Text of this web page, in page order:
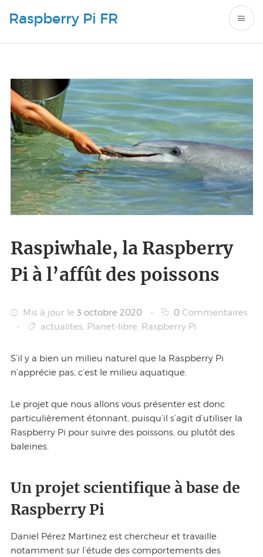
Raspberry Pi FR
Raspiwhale, la Raspberry
Pi à l’affût des poissons
Mis à jour le 3 octobre 2020 - 0Commentaires
-
actualites, Planet-libre, Raspberry Pi
S’il y a bien un milieu naturel que la Raspberry Pi
n’apprécie pas, c’est le milieu aquatique.
Le projet que nous allons vous présenter est donc
particulièrement étonnant, puisqu’il s’agit d’utiliser la
Raspberry Pi pour suivre des poissons, ou plutôt des
baleines.
Un projet scientifique à base de
Raspberry Pi
Daniel Pérez Martinez est chercheur et travaille
notamment sur l’étude des comportements des